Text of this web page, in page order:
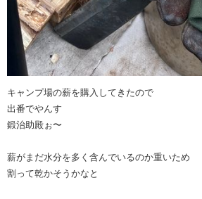
キャンプ場の薪を購入してきたので
出番でやんす
鍛治助殿ぉ〜
薪がまだ水分を多く含んでいるのか重いため
割って乾かそうかなと